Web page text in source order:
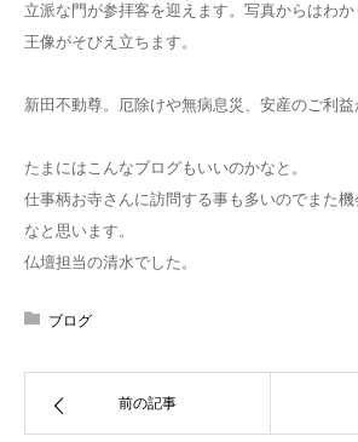
立派な門が参拝客を迎えます。写真からはわ
王像がそびえ立ちます。
新田不動尊。厄除けや無病息災、安産のご利益
たまにはこんなブログもいいのかなと。
仕事柄お寺さんに訪問する事も多いのでまた
なと思います。
仏壇担当の清水でした。
ブログ
前の記事